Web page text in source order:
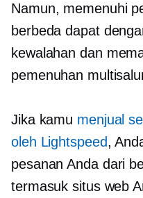
Namun, memenuhi
berbeda dapat
kewalahan dan
pemenuhan
Jika kamu menjual
oleh Lightspeed,
pesanan Anda dari
termasuk situs web